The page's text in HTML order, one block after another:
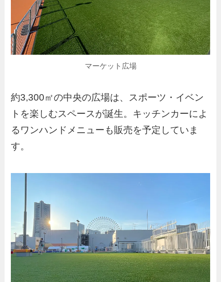
マーケット広場
約3,300㎡の中央の広場は、スポーツ・イベン
トを楽しむスペースが誕生。キッチンカーによ
るワンハンドメニューも販売を予定していま
す。